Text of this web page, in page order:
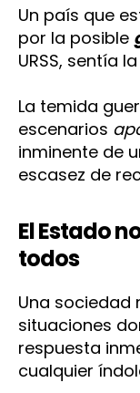
Un país que
por la posible
URSS, sentía
La temida
escenarios
inminente de
escasez de
El Estado
todos
Una sociedad
situaciones
respuesta
cualquier